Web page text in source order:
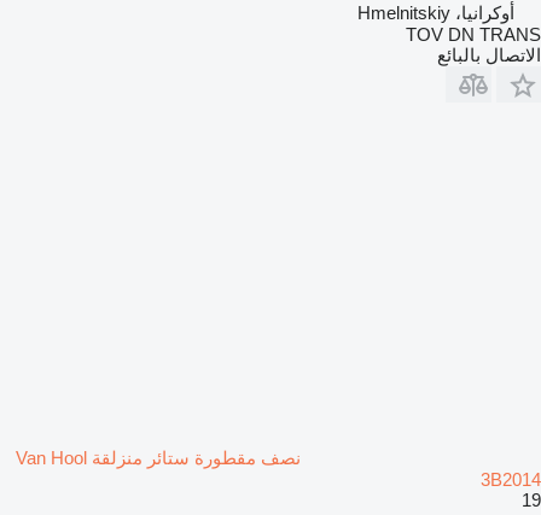
أوكرانيا، Hmelnitskiy
TOV DN TRANS
الاتصال بالبائع
نصف مقطورة ستائر منزلقة Van Hool
3B2014
19